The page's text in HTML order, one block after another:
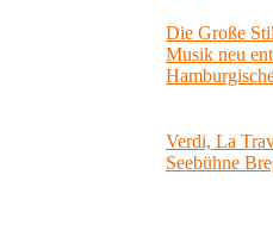
Die Große
Musik neu
Verdi, La
Seebühne